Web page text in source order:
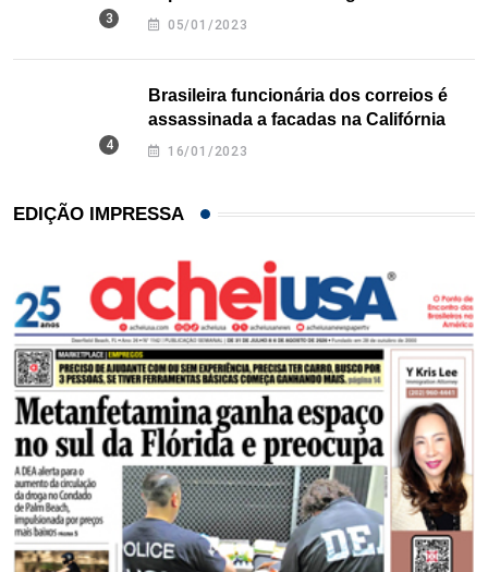
Texas
05/01/2023
Brasileira funcionária dos correios é
assassinada a facadas na Califórnia
16/01/2023
EDIÇÃO IMPRESSA